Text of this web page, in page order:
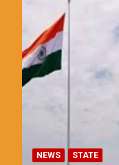
NEWS STATE